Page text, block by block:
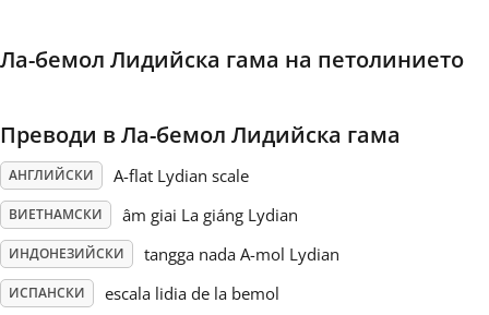
Português
Русский
Svenska
Tiếng Việt
Ла-бемол Лидийска гама на петолинието
Преводи в Ла-бемол Лидийска гама
АНГЛИЙСКИ A-flat Lydian scale
ВИЕТНАМСКИ âm giai La giáng Lydian
ИНДОНЕЗИЙСКИ tangga nada A-mol Lydian
ИСПАНСКИ escala lidia de la bemol